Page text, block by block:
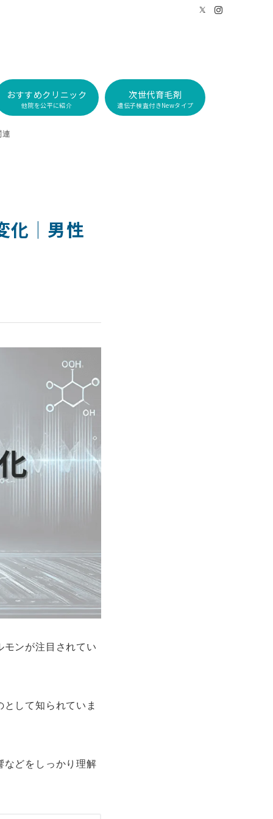
おすすめクリニック
他院を公平に紹介
次世代育毛剤
遺伝子検査付きNewタイプ
連
化｜男性
ンが注目されてい
して知られていま
などをしっかり理解